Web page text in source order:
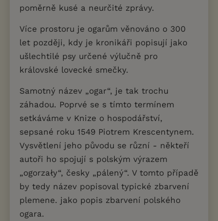
poměrně kusé a neurčité zprávy.
Více prostoru je ogarům věnováno o 300
let později, kdy je kronikáři popisují jako
ušlechtilé psy určené výlučně pro
královské lovecké smečky.
Samotný název „ogar“, je tak trochu
záhadou. Poprvé se s tímto termínem
setkáváme v Knize o hospodářství,
sepsané roku 1549 Piotrem Krescentynem.
Vysvětlení jeho původu se různí - někteří
autoři ho spojují s polským výrazem
„ogorzały“, česky „pálený“. V tomto případě
by tedy název popisoval typické zbarvení
plemene. jako popis zbarvení polského
ogara.